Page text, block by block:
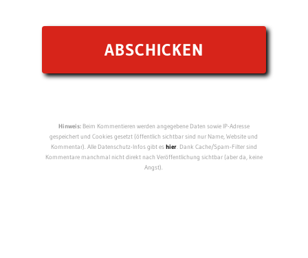
Hinweis:Beim Kommentieren werden angegebene Daten sowie IP-Adresse
gespeichert und Cookies gesetzt (öffentlich sichtbar sind nur Name, Website und
Kommentar). Alle Datenschutz-Infos gibt eshier. Dank Cache/Spam-Filter sind
Kommentare manchmal nicht direkt nach Veröffentlichung sichtbar (aber da, keine
Angst).